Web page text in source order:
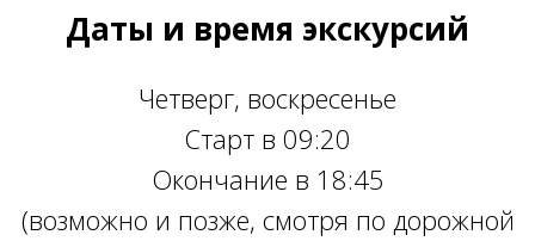
Даты и время экскурсий
Четверг, воскресенье
Старт в 09:20
Окончание в 18:45
(возможно и позже, смотря по дорожной